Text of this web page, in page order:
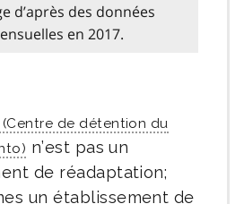
d’après des données
en 2017.
n’est pas un
de réadaptation;
un établissement de